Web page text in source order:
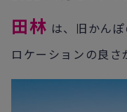
田林 は、旧かんぽ
ロケーションの良さ